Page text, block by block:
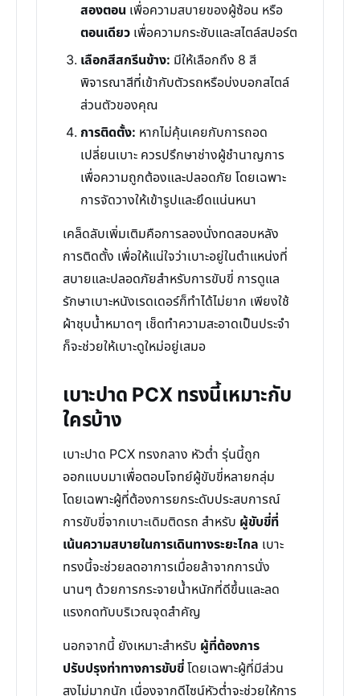
สองตอน เพื่อความสบายของผู้ซ้อน หรือ
ตอนเดียว เพื่อความกระชับและสไตล์สปอร์ต
เลือกสีสกรีนข้าง: มีให้เลือกถึง 8 สี
พิจารณาสีที่เข้ากับตัวรถหรือบ่งบอกสไตล์
ส่วนตัวของคุณ
การติดตั้ง: หากไม่คุ้นเคยกับการถอด
เปลี่ยนเบาะ ควรปรึกษาช่างผู้ชำนาญการ
เพื่อความถูกต้องและปลอดภัย โดยเฉพาะ
การจัดวางให้เข้ารูปและยึดแน่นหนา
เคล็ดลับเพิ่มเติมคือการลองนั่งทดสอบหลัง
การติดตั้ง เพื่อให้แน่ใจว่าเบาะอยู่ในตำแหน่งที่
สบายและปลอดภัยสำหรับการขับขี่ การดูแล
รักษาเบาะหนังเรดเดอร์ก็ทำได้ไม่ยาก เพียงใช้
ผ้าชุบน้ำหมาดๆ เช็ดทำความสะอาดเป็นประจำ
ก็จะช่วยให้เบาะดูใหม่อยู่เสมอ
เบาะปาด PCX ทรงนี้เหมาะกับ
ใครบ้าง
เบาะปาด PCX ทรงกลาง หัวต่ำ รุ่นนี้ถูก
ออกแบบมาเพื่อตอบโจทย์ผู้ขับขี่หลายกลุ่ม
โดยเฉพาะผู้ที่ต้องการยกระดับประสบการณ์
การขับขี่จากเบาะเดิมติดรถ สำหรับ ผู้ขับขี่ที่
เน้นความสบายในการเดินทางระยะไกล เบาะ
ทรงนี้จะช่วยลดอาการเมื่อยล้าจากการนั่ง
นานๆ ด้วยการกระจายน้ำหนักที่ดีขึ้นและลด
แรงกดทับบริเวณจุดสำคัญ
นอกจากนี้ ยังเหมาะสำหรับ ผู้ที่ต้องการ
ปรับปรุงท่าทางการขับขี่โดยเฉพาะผู้ที่มีส่วน
สูงไม่มากนัก เนื่องจากดีไซน์หัวต่ำจะช่วยให้การ